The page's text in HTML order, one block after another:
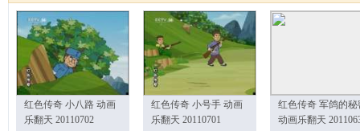
红色传奇 小八路 动画
乐翻天 20110702
红色传奇 小号手 动画
乐翻天 20110701
红色传奇 军鸽的秘
动画乐翻天